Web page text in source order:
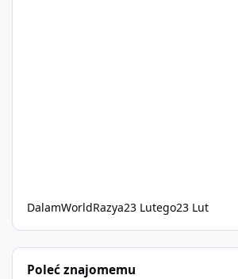
DalamWorldRazya23 Lutego23 Lut
Poleć znajomemu